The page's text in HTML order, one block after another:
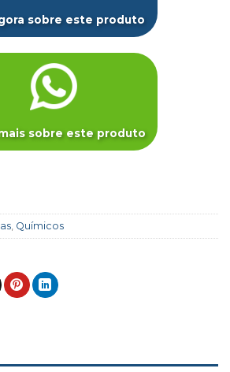
sobre este produto
sobre este produto
Químicos